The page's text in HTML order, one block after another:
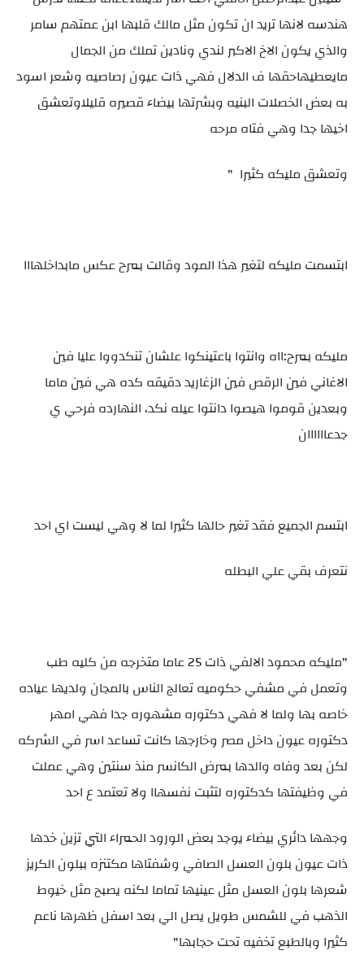
هندسه لانها تريد ان تكون مثل مالك قلبها ابن عمتهم سامر
والذي يكون الاخ الاكبر لندي ونادين تملك من الجمال
مايعطيهاحقها ف الدلال فهي ذات عيون رصاصيه وشعر اسود
به بعض الخصلات البنيه وبشرتها بيضاء قصيره قليلاوتعشق
اخيها جدا وهي فتاه مرحه
وتعشق مليكه كثيرا "
ابتسمت مليكه لتغير هذا المود وقالت بمرح عكس مابداخلهااا
مليكه بمرح:ااه وانتوا باعتينكوا علشان تنكدووا عليا فين
الاغاني فين الرقص فين الزغاريد دقيقه كده هي فين ماما
وبعدين قوموا هيصوا دانتوا عيله نكد، النهارده فرحي ي
جدعاااااان
ابتسم الجميع فقد تغير حالها كثيرا لما لا وهي ليست اي احد
نتعرف بقي علي البطله
"مليكه محمود الالفي ذات 25 عاما متخرجه من كليه طب
وتعمل في مشفي حكوميه تعالج الناس بالمجان ولديها عياده
خاصه بها ولما لا فهي دكتوره مشهوره جدا فهي امهر
دكتوره عيون داخل مصر وخارجها كانت تساعد اسر في الشركه
لكن بعد وفاه والدها بمرض الكانسر منذ سنتين وهي عملت
في وظيفتها كدكتوره لتثبت نفسهاا ولا تعتمد ع احد
وجهها دائري بيضاء يوجد بعض الورود الحمراء التي تزين خدها
ذات عيون بلون العسل الصافي وشفتاها مكتنزه ببلون الكريز
شعرها بلون العسل مثل عينيها تماما لكنه يصبح مثل خيوط
الذهب في للشمس طويل يصل الي بعد اسفل ظهرها ناعم
كثيرا وبالطبع تخفيه تحت حجابها"